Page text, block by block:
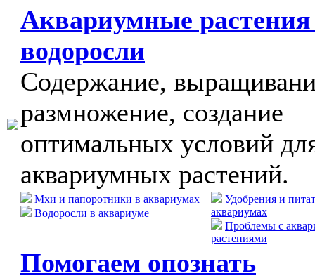
Аквариумные
водоросли
Содержание,
размножение, создание
оптимальных условий
аквариумных растений.
Мхи и папоротники в аквариумах
Водоросли в аквариуме
Удобрения и
аквариумах
Проблемы с
растениями
Помогаем опознать